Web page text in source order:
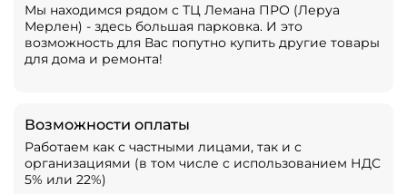
Мы находимся рядом с ТЦ Лемана ПРО (Леруа
Мерлен) - здесь большая парковка. И это
возможность для Вас попутно купить другие товары
для дома и ремонта!
Возможности оплаты
Работаем как с частными лицами, так и с
организациями (в том числе с использованием НДС
5% или 22%)